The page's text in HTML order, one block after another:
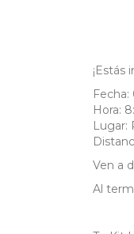
¡Estás
Hora:
Lugar:
Ven a
Al